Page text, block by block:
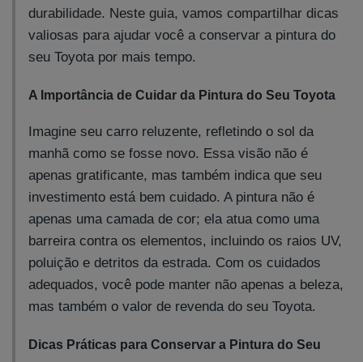
durabilidade. Neste guia, vamos compartilhar dicas
valiosas para ajudar você a conservar a pintura do
seu Toyota por mais tempo.
A Importância de Cuidar da Pintura do Seu Toyota
Imagine seu carro reluzente, refletindo o sol da
manhã como se fosse novo. Essa visão não é
apenas gratificante, mas também indica que seu
investimento está bem cuidado. A pintura não é
apenas uma camada de cor; ela atua como uma
barreira contra os elementos, incluindo os raios UV,
poluição e detritos da estrada. Com os cuidados
adequados, você pode manter não apenas a beleza,
mas também o valor de revenda do seu Toyota.
Dicas Práticas para Conservar a Pintura do Seu